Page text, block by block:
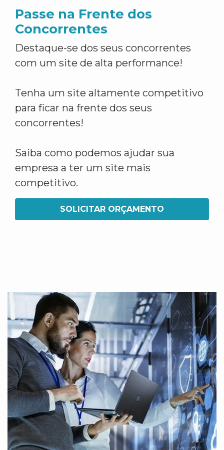
Passe na Frente dos
Concorrentes
Destaque-se dos seus concorrentes
com um site de alta performance!
Tenha um site altamente competitivo
para ficar na frente dos seus
concorrentes!
Saiba como podemos ajudar sua
empresa a ter um site mais
competitivo.
SOLICITAR ORÇAMENTO